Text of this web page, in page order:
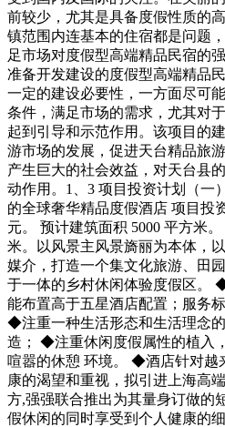
前较少，尤其是具备度假性质的
镇范围内连基本的住宿都是问题
足市场对度假型高端精品民宿的
准备开发建设的度假型高端精品
一定的建设必要性，一方面尽可
条件，满足市场的需求，尤其对
起到引导和示范作用。该项目的
游市场的发展，促进天台精品旅
产生巨大的社会效益，对天台县
动作用。1、3 项目投资计划（一
的全球奢华精品度假酒店 项目投
元。 预计建筑面积 5000 平方米
米。以风景主风景旖丽为本体，
媒介，打造一个集文化旅游、田
于一体的乡村休闲体验度假区。
能布置高于五星酒店配置；服务
◆注重一种生活形态和生活理念
造； ◆注重休闲度假属性的植入
喧嚣的休憩 环境。 ◆酒店针对越
康的渴望和重视，拟引进上海高
方,强强联合推出为其量身订做的
假休闲的同时享受到个人健康的